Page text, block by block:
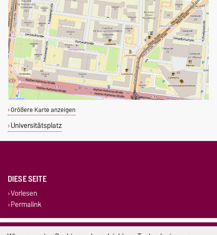
Größere Karte anzeigen
Universitätsplatz
DIESE SEITE
Vorlesen
Permalink
Impressum